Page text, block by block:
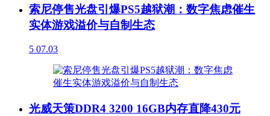
索尼停售光盘引爆PS5越狱潮：数字焦虑催生
实体游戏溢价与自制生态
5 07.03
光威天策DDR4 3200 16GB内存直降430元